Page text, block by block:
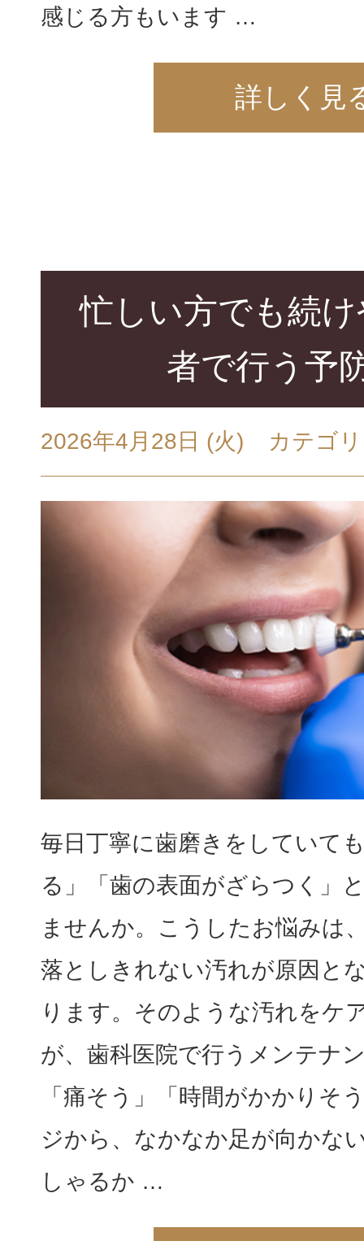
感じる方もいます …
詳しく見
忙しい方でも続
者で行う予
2026年4月28日 (火) カテゴ
毎日丁寧に歯磨きをしていて
る」「歯の表面がざらつく」
ませんか。こうしたお悩みは
落としきれない汚れが原因と
ります。そのような汚れをケ
が、歯科医院で行うメンテナ
「痛そう」「時間がかかりそ
ジから、なかなか足が向かな
しゃるか …